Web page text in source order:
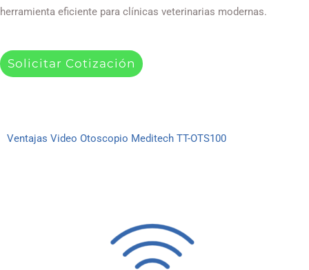
herramienta eficiente para clínicas veterinarias modernas.
Solicitar Cotización
Ventajas Video Otoscopio Meditech TT-OTS100